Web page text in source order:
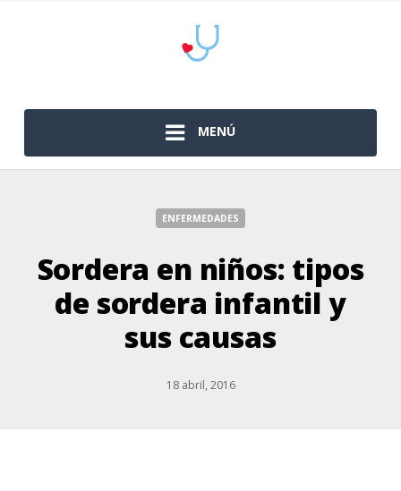
MENÚ
ENFERMEDADES
Sordera en niños: tipos
de sordera infantil y
sus causas
18 abril, 2016